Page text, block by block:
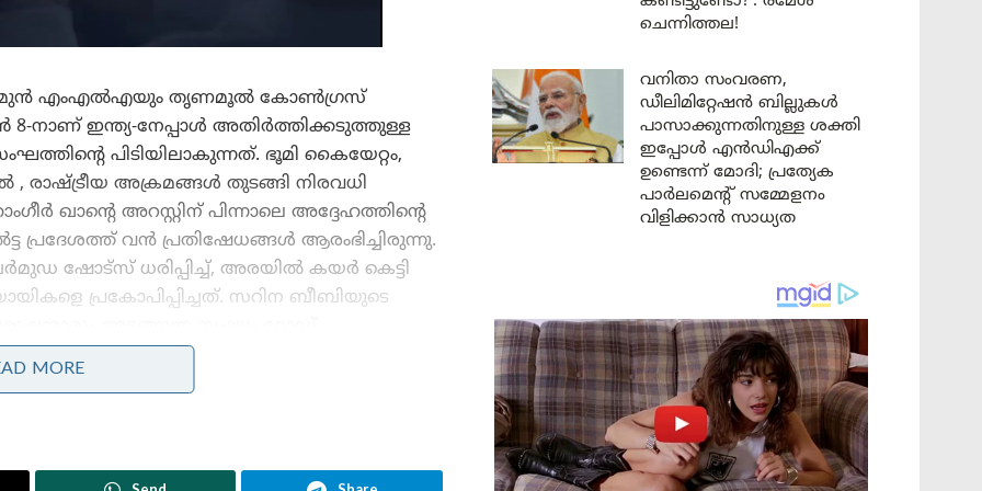
മുൻ എംഎൽഎയും തൃണമൂൽ കോൺഗ്രസ്
നാണ് ഇന്ത്യ-നേപ്പാൾ അതിർത്തിക്കടുത്തുള്ള
പിടിയിലാകുന്നത്. ​ഭൂമി കൈയേറ്റം,
രാഷ്ട്രീയ അക്രമങ്ങൾ തുടങ്ങി നിരവധി
ഖാന്റെ അറസ്റ്റിന് പിന്നാലെ അദ്ദേഹത്തിന്റെ
പ്രദേശത്ത് വൻ പ്രതിഷേധങ്ങൾ ആരംഭിച്ചിരുന്നു.
ഷോട്സ് ധരിപ്പിച്ച്, അരയിൽ കയർ കെട്ടി
പ്രകോപിപ്പിച്ചത്. സറിന ബീബിയുടെ
മാർച്ച് നടത്തുകയുമായിരുന്നു.
വൻ ആയുധശേഖരവും ആളുകളെയും കൂട്ടി
MORE
ചെന്നിത്തല!
വനിതാ സംവരണ,
ഡീലിമിറ്റേഷൻ ബില്ലുകൾ
പാസാക്കുന്നതിനുള്ള ശക്തി
ഇപ്പോൾ എൻഡിഎക്ക്
ഉണ്ടെന്ന് മോദി; പ്രത്യേക
പാർലമെന്റ് സമ്മേളനം
വിളിക്കാൻ സാധ്യത